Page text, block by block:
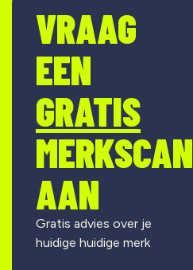
VRAAG
EEN
GRATIS
MERKSCAN
AAN
Gratis advies over je
huidige huidige merk